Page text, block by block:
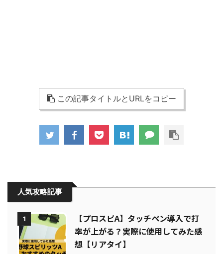
この記事タイトルとURLをコピー
人気攻略記事
1
【プロスピA】タッチペン導入で打
率が上がる？実際に使用してみた感
想【リアタイ】